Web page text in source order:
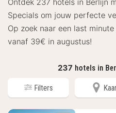
Ontdek 237 hotels in Berlijn
Specials om jouw perfecte
Op zoek naar een last
vanaf 39€ in augustus!
237 hotels in
Filters